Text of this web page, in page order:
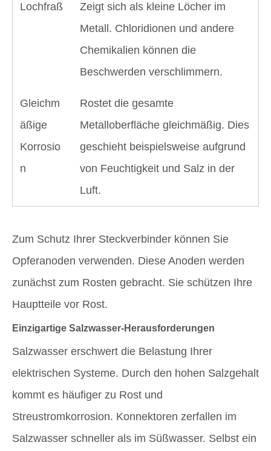
Lochfraß
Zeigt sich als kleine Löcher im
Metall. Chloridionen und andere
Chemikalien können die
Beschwerden verschlimmern.
Gleichm
äßige
Korrosio
n
Rostet die gesamte
Metalloberfläche gleichmäßig. Dies
geschieht beispielsweise aufgrund
von Feuchtigkeit und Salz in der
Luft.
Zum Schutz Ihrer Steckverbinder können Sie
Opferanoden verwenden. Diese Anoden werden
zunächst zum Rosten gebracht. Sie schützen Ihre
Hauptteile vor Rost.
Einzigartige Salzwasser-Herausforderungen
Salzwasser erschwert die Belastung Ihrer
elektrischen Systeme. Durch den hohen Salzgehalt
kommt es häufiger zu Rost und
Streustromkorrosion. Konnektoren zerfallen im
Salzwasser schneller als im Süßwasser. Selbst ein